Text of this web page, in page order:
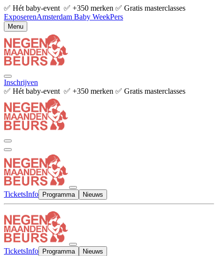
✅ Hét baby-event ✅ +350 merken ✅ Gratis masterclasses
ExposerenAmsterdam Baby WeekPers
Menu
Inschrijven
✅ Hét baby-event ✅ +350 merken ✅ Gratis masterclasses
TicketsInfo Programma Nieuws
TicketsInfo Programma Nieuws